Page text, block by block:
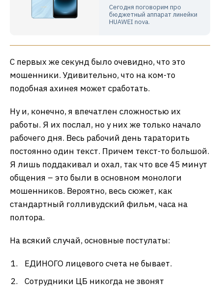
Сегодня поговорим про
бюджетный аппарат линейки
HUAWEI nova.
С первых же секунд было очевидно, что это
мошенники. Удивительно, что на ком-то
подобная ахинея может сработать.
Ну и, конечно, я впечатлен сложностью их
работы. Я их послал, но у них же только начало
рабочего дня. Весь рабочий день тараторить
постоянно один текст. Причем текст-то большой.
Я лишь поддакивал и охал, так что все 45 минут
общения – это были в основном монологи
мошенников. Вероятно, весь сюжет, как
стандартный голливудский фильм, часа на
полтора.
На всякий случай, основные постулаты:
ЕДИНОГО лицевого счета не бывает.
Сотрудники ЦБ никогда не звонят